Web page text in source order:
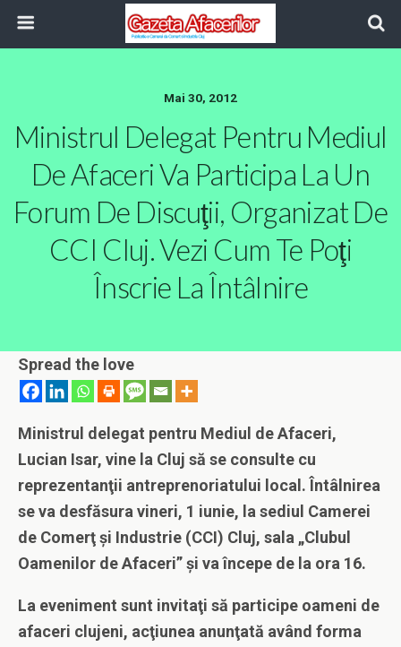
Mai 30, 2012
Ministrul Delegat Pentru Mediul
De Afaceri Va Participa La Un
Forum De Discuţii, Organizat De
CCI Cluj. Vezi Cum Te Poţi
Înscrie La Întâlnire
Spread the love
Ministrul delegat pentru Mediul de Afaceri,
Lucian Isar, vine la Cluj să se consulte cu
reprezentanţii antreprenoriatului local. Întâlnirea
se va desfăsura vineri, 1 iunie, la sediul Camerei
de Comerţ şi Industrie (CCI) Cluj, sala „Clubul
Oamenilor de Afaceri” şi va începe de la ora 16.
La eveniment sunt invitaţi să participe oameni de
afaceri clujeni, acţiunea anunţată având forma